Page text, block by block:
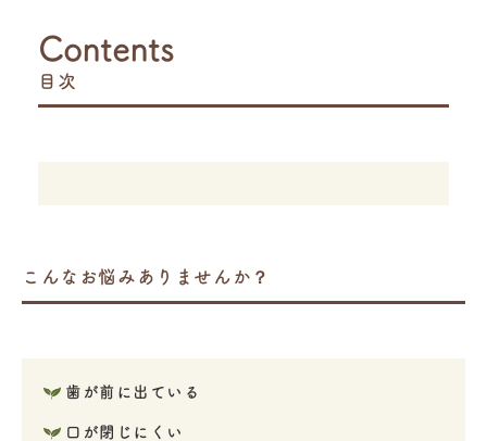
Contents
目次
こんなお悩みありませんか？
歯が前に出ている
口が閉じにくい